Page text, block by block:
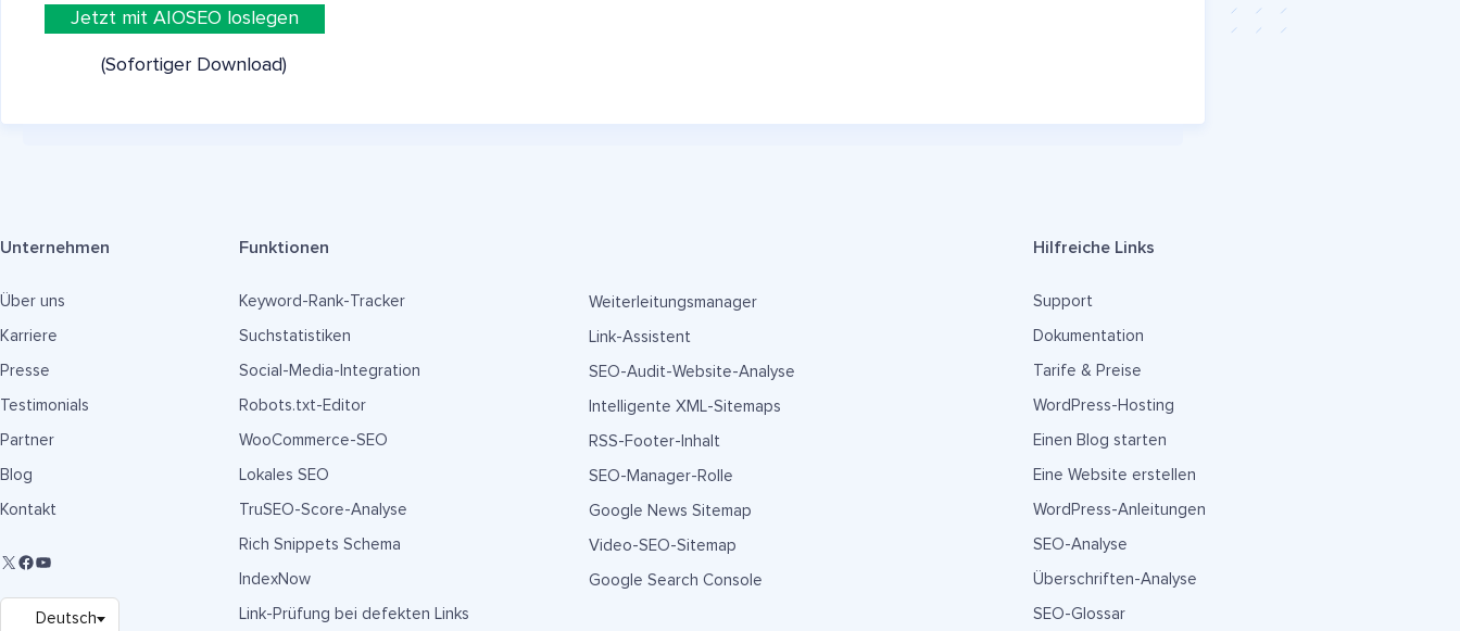
Jetzt mit AIOSEO loslegen
(Sofortiger Download)
Unternehmen
Über uns
Karriere
Presse
Testimonials
Partner
Blog
Kontakt
Funktionen
Keyword-Rank-Tracker
Suchstatistiken
Social-Media-Integration
Robots.txt-Editor
WooCommerce-SEO
Lokales SEO
TruSEO-Score-Analyse
Rich Snippets Schema
IndexNow
Link-Prüfung bei defekten Links
Weiterleitungsmanager
Link-Assistent
SEO-Audit-Website-Analyse
Intelligente XML-Sitemaps
RSS-Footer-Inhalt
SEO-Manager-Rolle
Google News Sitemap
Video-SEO-Sitemap
Google Search Console
Hilfreiche Links
Support
Dokumentation
Tarife & Preise
WordPress-Hosting
Einen Blog starten
Eine Website erstellen
WordPress-Anleitungen
SEO-Analyse
Überschriften-Analyse
SEO-Glossar